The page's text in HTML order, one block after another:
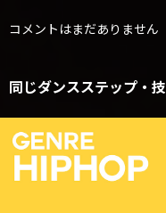
コメントはまだありません
同じダンスステップ・技